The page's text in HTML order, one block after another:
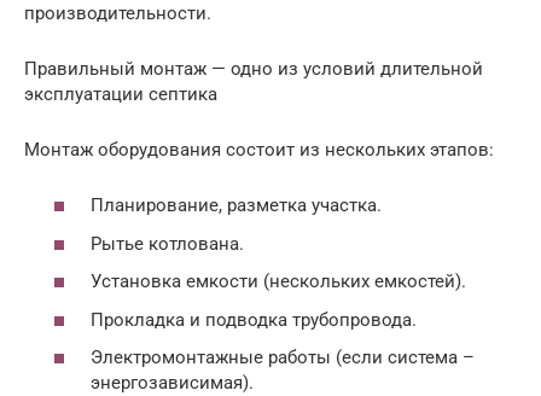
производительности.
Правильный монтаж — одно из условий длительной
эксплуатации септика
Монтаж оборудования состоит из нескольких этапов:
Планирование, разметка участка.
Рытье котлована.
Установка емкости (нескольких емкостей).
Прокладка и подводка трубопровода.
Электромонтажные работы (если система –
энергозависимая).